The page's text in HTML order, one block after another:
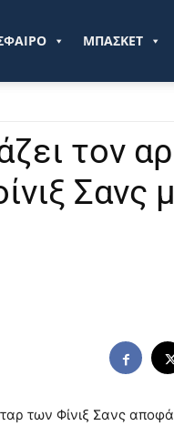
ΜΠΑΣΚΕΤ
τον
Σανς
των Φίνιξ Σανς